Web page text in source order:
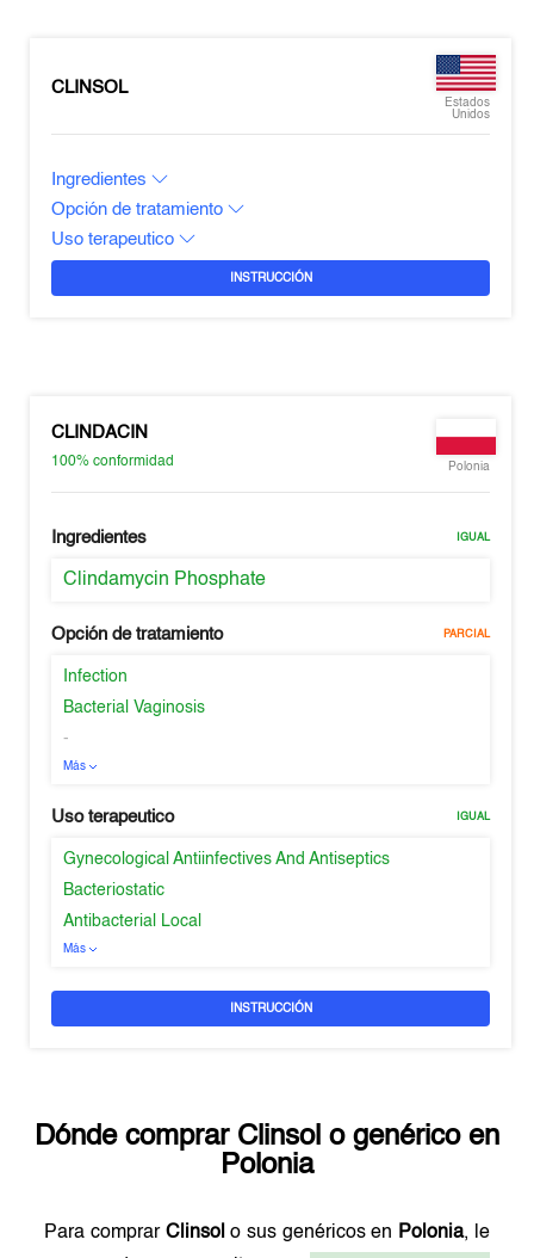
CLINSOL
Estados
Unidos
Ingredientes
Opción de tratamiento
Uso terapeutico
INSTRUCCIÓN
CLINDACIN
100%conformidad Polonia
Ingredientes IGUAL
Clindamycin Phosphate
Opción de tratamiento PARCIAL
Infection
Bacterial Vaginosis
-
Más
Uso terapeutico IGUAL
Gynecological Antiinfectives And Antiseptics
Bacteriostatic
Antibacterial Local
Más
INSTRUCCIÓN
Dónde comprar Clinsol o genérico en
Polonia
Para comprar Clinsol o sus genéricos en Polonia, le